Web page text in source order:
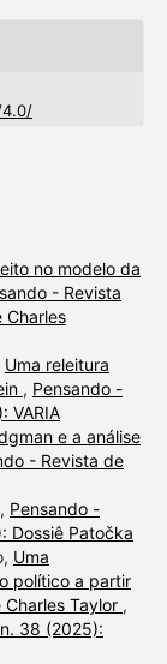
no modelo da
- Revista
Charles
Uma releitura
, Pensando -
VARIA
e a análise
- Revista de
, Pensando -
Dossiê Patočka
Uma
político a partir
Taylor ,
38 (2025):